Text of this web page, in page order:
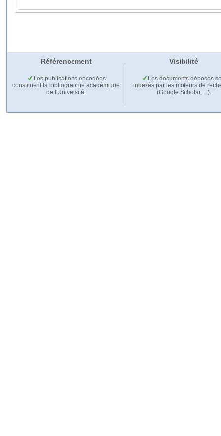
Référencement Visibilité
Les publications encodées
constituent la bibliographie académique
de l'Université.
Les documents déposés
indexés par les moteurs de
(Google Scholar,…).